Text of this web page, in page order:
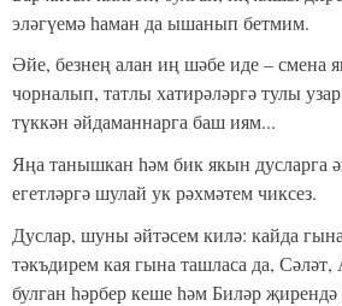
эләгүемә һаман да ышанып бетмим.
Әйе, безнең алан иң шәбе иде – смена
чорналып, татлы хатирәләргә тулы
түккән әйдаманнарга баш иям...
Яңа танышкан һәм бик якын дусларга
егетләргә шулай ук рәхмәтем чиксез.
Дуслар, шуны әйтәсем килә: кайда
тәкъдирем кая гына ташласа да,
булган һәрбер кеше һәм Биләр җирендә